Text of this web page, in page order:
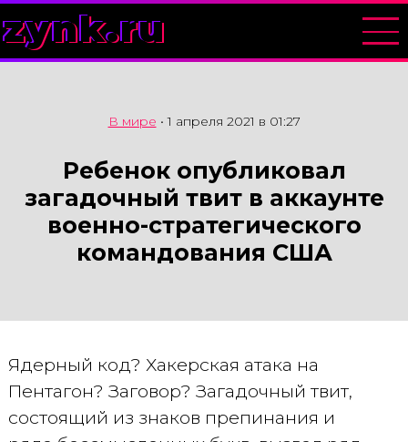
zynk.ru
В мире •1 апреля 2021 в 01:27
Ребенок опубликовал
загадочный твит в аккаунте
военно-стратегического
командования США
Ядерный код? Хакерская атака на
Пентагон? Заговор? Загадочный твит,
состоящий из знаков препинания и